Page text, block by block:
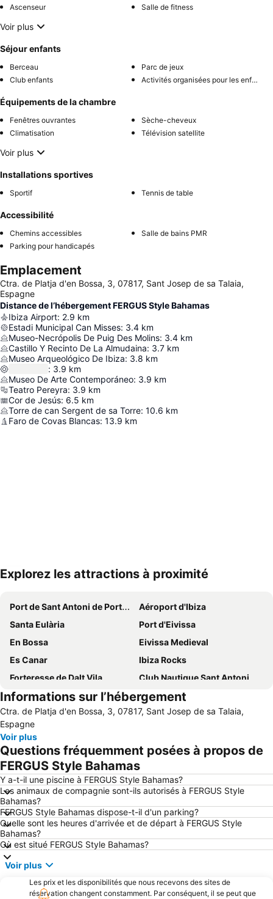
Ascenseur Salle de fitness
Voir plus
Séjour enfants
Berceau
Parc de jeux
Club enfants
Activités organisées pour les enfants
Équipements de la chambre
Fenêtres ouvrantes
Sèche-cheveux
Climatisation
Télévision satellite
Voir plus
Installations sportives
Sportif Tennis de table
Accessibilité
Chemins accessibles
Salle de bains PMR
Parking pour handicapés
Emplacement
Ctra. de Platja d'en Bossa, 3, 07817, Sant Josep de sa Talaia,
Espagne
Distance de l’hébergement FERGUS Style Bahamas
Ibiza Airport: 2.9 km
Estadi Municipal Can Misses: 3.4 km
Museo-Necrópolis De Puig Des Molins: 3.4 km
Castillo Y Recinto De La Almudaina: 3.7 km
Museo Arqueológico De Ibiza: 3.8 km
: 3.9 km
Museo De Arte Contemporáneo: 3.9 km
Teatro Pereyra: 3.9 km
Cor de Jesús: 6.5 km
Torre de can Sergent de sa Torre: 10.6 km
Faro de Covas Blancas: 13.9 km
Explorez les attractions à proximité
Port de Sant Antoni de Portmany
Aéroport d'Ibiza
Santa Eulària
Port d'Eivissa
En Bossa
Eivissa Medieval
Es Canar
Ibiza Rocks
Forteresse de Dalt Vila
Club Nautique Sant Antoni de Portmany
Space Ibiza Beach Club S L
Centre d'Interpretació Madina Yabisa
Ses Illetes
Platja d Es Canar
Cala d'Hort
Ses Salines
Cas Mut
Cala Llonga
Cala Tarida Beach
Cala Xarraca
Ses Figueretes
Club Nautique d'Ibiza
Bora Bora Ibiza
Ses Canyes
Cala Llenya
Port de Sant Miquel
Port de Plaisance d'Ibiza Nueva
Assentament rural Punicoromà de Ses Païses de Cala d'Hort i Necrópolis
Can Bossa
Can Misses
Informations sur l’hébergement
Ctra. de Platja d'en Bossa, 3, 07817, Sant Josep de sa Talaia,
Espagne
Voir plus
Questions fréquemment posées à propos de
FERGUS Style Bahamas
Y a-t-il une piscine à FERGUS Style Bahamas?
Les animaux de compagnie sont-ils autorisés à FERGUS Style
Bahamas?
FERGUS Style Bahamas dispose-t-il d'un parking?
Quelle sont les heures d'arrivée et de départ à FERGUS Style
Bahamas?
Où est situé FERGUS Style Bahamas?
Voir plus
Les prix et les disponibilités que nous recevons des sites de
réservation changent constamment. Par conséquent, il se peut que